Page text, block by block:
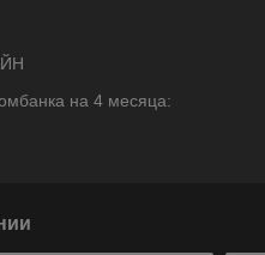
на 4 месяца: